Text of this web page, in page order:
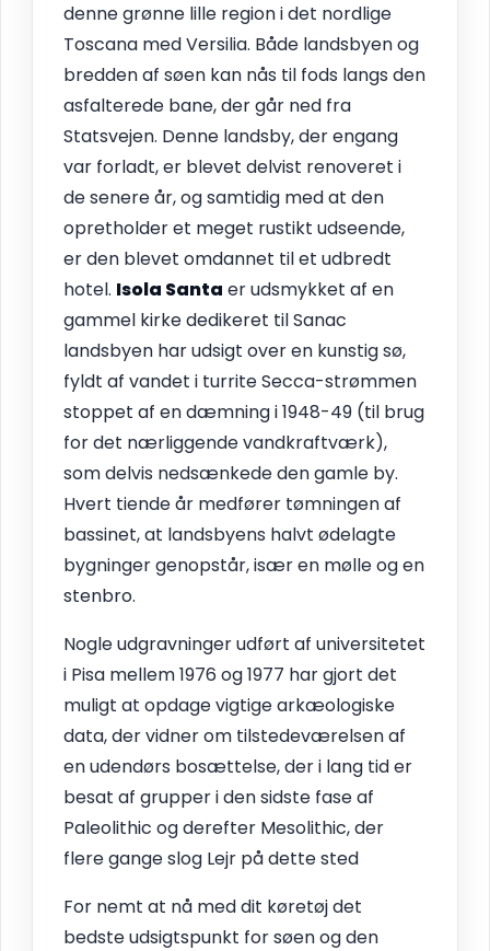
denne grønne lille region i det nordlige
Toscana med Versilia. Både landsbyen og
bredden af søen kan nås til fods langs den
asfalterede bane, der går ned fra
Statsvejen. Denne landsby, der engang
var forladt, er blevet delvist renoveret i
de senere år, og samtidig med at den
opretholder et meget rustikt udseende,
er den blevet omdannet til et udbredt
hotel. Isola Santa er udsmykket af en
gammel kirke dedikeret til Sanac
landsbyen har udsigt over en kunstig sø,
fyldt af vandet i turrite Secca-strømmen
stoppet af en dæmning i 1948-49 (til brug
for det nærliggende vandkraftværk),
som delvis nedsænkede den gamle by.
Hvert tiende år medfører tømningen af
bassinet, at landsbyens halvt ødelagte
bygninger genopstår, især en mølle og en
stenbro.
Nogle udgravninger udført af universitetet
i Pisa mellem 1976 og 1977 har gjort det
muligt at opdage vigtige arkæologiske
data, der vidner om tilstedeværelsen af
en udendørs bosættelse, der i lang tid er
besat af grupper i den sidste fase af
Paleolithic og derefter Mesolithic, der
flere gange slog Lejr på dette sted
For nemt at nå med dit køretøj det
bedste udsigtspunkt for søen og den